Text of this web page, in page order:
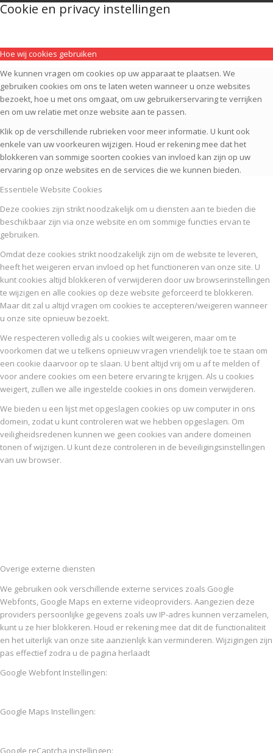
Cookie en privacy instellingen
Hoe wij cookies gebruiken
We kunnen vragen om cookies op uw apparaat te plaatsen. We
gebruiken cookies om ons te laten weten wanneer u onze websites
bezoekt, hoe u met ons omgaat, om uw gebruikerservaring te verrijken
en om uw relatie met onze website aan te passen.
Klik op de verschillende rubrieken voor meer informatie. U kunt ook
enkele van uw voorkeuren wijzigen. Houd er rekening mee dat het
blokkeren van sommige soorten cookies van invloed kan zijn op uw
ervaring op onze websites en de services die we kunnen bieden.
Essentiële Website Cookies
Deze cookies zijn strikt noodzakelijk om u diensten aan te bieden die
beschikbaar zijn via onze website en om sommige functies ervan te
gebruiken.
Omdat deze cookies strikt noodzakelijk zijn om de website te leveren,
heeft het weigeren ervan invloed op het functioneren van onze site. U
kunt cookies altijd blokkeren of verwijderen door uw browserinstellingen
te wijzigen en alle cookies op deze website geforceerd te blokkeren.
Maar dit zal u altijd vragen om cookies te accepteren/weigeren wanneer
u onze site opnieuw bezoekt.
We respecteren volledig als u cookies wilt weigeren, maar om te
voorkomen dat we u telkens opnieuw vragen vriendelijk toe te staan om
een cookie daarvoor op te slaan. U bent altijd vrij om u af te melden of
voor andere cookies om een betere ervaring te krijgen. Als u cookies
weigert, zullen we alle ingestelde cookies in ons domein verwijderen.
We bieden u een lijst met opgeslagen cookies op uw computer in ons
domein, zodat u kunt controleren wat we hebben opgeslagen. Om
veiligheidsredenen kunnen we geen cookies van andere domeinen
tonen of wijzigen. U kunt deze controleren in de beveiligingsinstellingen
van uw browser.
Overige externe diensten
We gebruiken ook verschillende externe services zoals Google
Webfonts, Google Maps en externe videoproviders. Aangezien deze
providers persoonlijke gegevens zoals uw IP-adres kunnen verzamelen,
kunt u ze hier blokkeren. Houd er rekening mee dat dit de functionaliteit
en het uiterlijk van onze site aanzienlijk kan verminderen. Wijzigingen zijn
pas effectief zodra u de pagina herlaadt
Google Webfont Instellingen:
Google Maps Instellingen:
Google reCaptcha instellingen: